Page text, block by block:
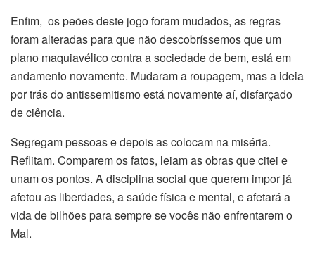
Enfim, os peões deste jogo foram mudados, as regras
foram alteradas para que não descobríssemos que um
plano maquiavélico contra a sociedade de bem, está em
andamento novamente. Mudaram a roupagem, mas a ideia
por trás do antissemitismo está novamente aí, disfarçado
de ciência.
Segregam pessoas e depois as colocam na miséria.
Reflitam. Comparem os fatos, leiam as obras que citei e
unam os pontos. A disciplina social que querem impor já
afetou as liberdades, a saúde física e mental, e afetará a
vida de bilhões para sempre se vocês não enfrentarem o
Mal.